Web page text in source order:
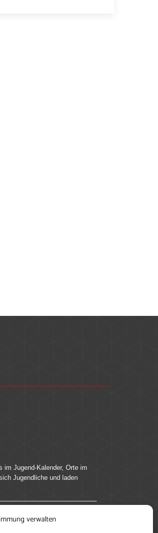
verwalten
Jugend-Kalender, Orte im
Jugendliche und laden